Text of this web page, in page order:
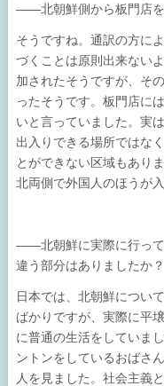
――北朝鮮側から板門店を
そうですね。通訳の方に
づくことは原則出来ない
加されたそうですが、そ
ったそうです。板門店に
いと言っていました。実
出入りできる場所ではな
とができない区域もあり
北両側で外国人のほうが
――北朝鮮に実際に行って
違う部分はありましたか？
日本では、北朝鮮につい
ばかりですが、実際に平
に普通の生活をしていま
ントンをしているおばさ
人を見ました。社会主義